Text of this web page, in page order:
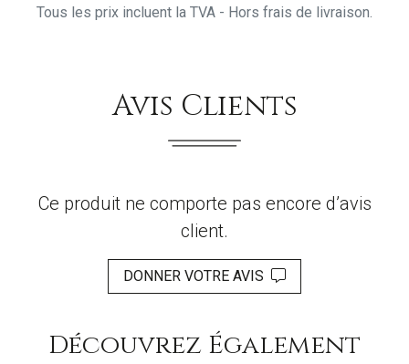
Tous les prix incluent la TVA - Hors frais de livraison.
Avis Clients
Ce produit ne comporte pas encore d’avis
client.
DONNER VOTRE AVIS
Découvrez Également